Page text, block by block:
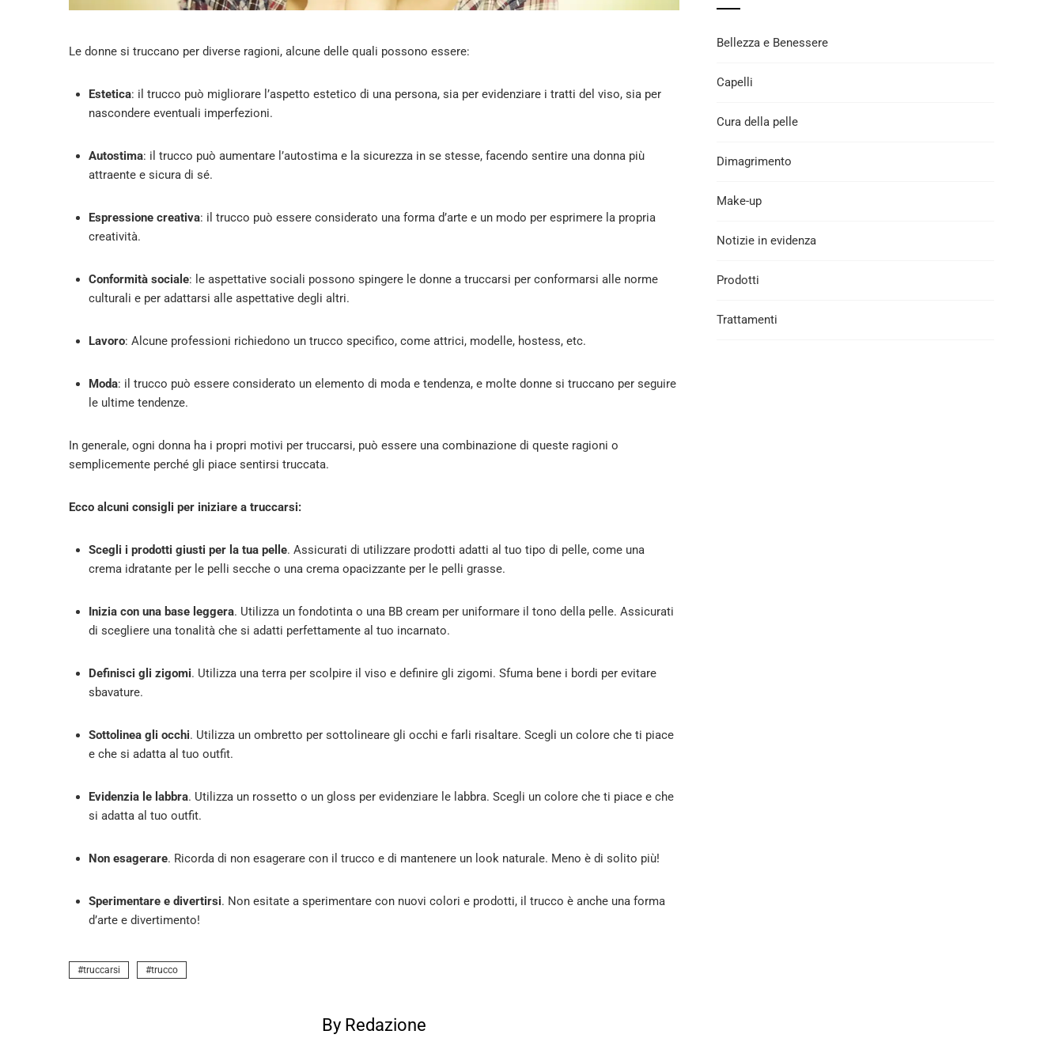
Le donne si truccano per diverse ragioni, alcune delle quali possono essere:
Estetica: il trucco può migliorare l’aspetto estetico di una persona, sia per evidenziare i tratti del viso, sia per
nascondere eventuali imperfezioni.
Autostima: il trucco può aumentare l’autostima e la sicurezza in se stesse, facendo sentire una donna più
attraente e sicura di sé.
Espressione creativa: il trucco può essere considerato una forma d’arte e un modo per esprimere la propria
creatività.
Conformità sociale: le aspettative sociali possono spingere le donne a truccarsi per conformarsi alle norme
culturali e per adattarsi alle aspettative degli altri.
Lavoro: Alcune professioni richiedono un trucco specifico, come attrici, modelle, hostess, etc.
Moda: il trucco può essere considerato un elemento di moda e tendenza, e molte donne si truccano per seguire
le ultime tendenze.
In generale, ogni donna ha i propri motivi per truccarsi, può essere una combinazione di queste ragioni o
semplicemente perché gli piace sentirsi truccata.
Ecco alcuni consigli per iniziare a truccarsi:
Scegli i prodotti giusti per la tua pelle. Assicurati di utilizzare prodotti adatti al tuo tipo di pelle, come una
crema idratante per le pelli secche o una crema opacizzante per le pelli grasse.
Inizia con una base leggera. Utilizza un fondotinta o una BB cream per uniformare il tono della pelle. Assicurati
di scegliere una tonalità che si adatti perfettamente al tuo incarnato.
Definisci gli zigomi. Utilizza una terra per scolpire il viso e definire gli zigomi. Sfuma bene i bordi per evitare
sbavature.
Sottolinea gli occhi. Utilizza un ombretto per sottolineare gli occhi e farli risaltare. Scegli un colore che ti piace
e che si adatta al tuo outfit.
Evidenzia le labbra. Utilizza un rossetto o un gloss per evidenziare le labbra. Scegli un colore che ti piace e che
si adatta al tuo outfit.
Non esagerare. Ricorda di non esagerare con il trucco e di mantenere un look naturale. Meno è di solito più!
Sperimentare e divertirsi. Non esitate a sperimentare con nuovi colori e prodotti, il trucco è anche una forma
d’arte e divertimento!
truccarsi trucco
By Redazione
Bellezza e Benessere
Capelli
Cura della pelle
Dimagrimento
Make-up
Notizie in evidenza
Prodotti
Trattamenti